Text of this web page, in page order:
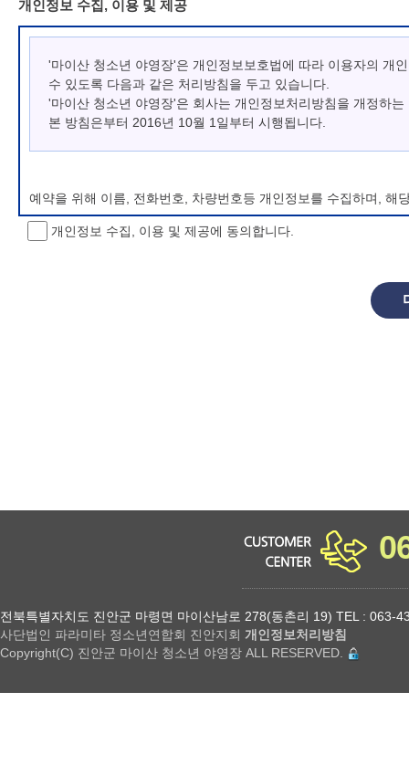
개인정보 수집, 이용 및 제공
'마이산 청소년 야영장'은 개인정보보호법에 따라 이용자의 개
수 있도록 다음과 같은 처리방침을 두고 있습니다.
'마이산 청소년 야영장'은 회사는 개인정보처리방침을 개정하
본 방침은부터 2016년 10월 1일부터 시행됩니다.
예약을 위해 이름, 전화번호, 차량번호등 개인정보를 수집하며, 해
개인정보 처리방침 변경
개인정보 수집, 이용 및 제공에 동의합니다.
전북특별자치도 진안군 마령면 마이산남로 278(동촌리 19) TEL : 063-
사단법인 파라미타 정소년연합회 진안지회 개인정보처리방침
Copyright(C) 진안군 마이산 청소년 야영장 ALL RESERVED.